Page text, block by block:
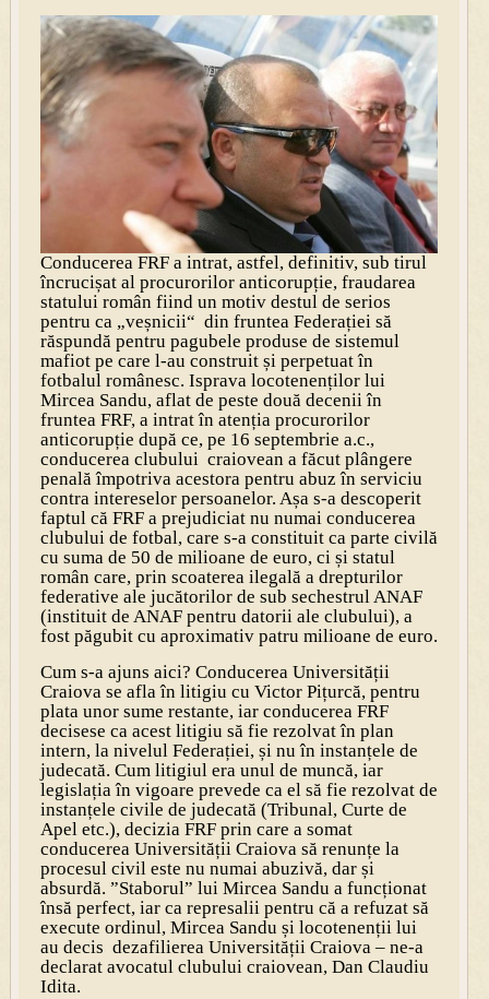
Conducerea FRF a intrat, astfel, definitiv, sub tirul
încrucișat al procurorilor anticorupție, fraudarea
statului român fiind un motiv destul de serios
pentru ca „veșnicii“ din fruntea Federației să
răspundă pentru pagubele produse de sistemul
mafiot pe care l-au construit și perpetuat în
fotbalul românesc. Isprava locotenenților lui
Mircea Sandu, aflat de peste două decenii în
fruntea FRF, a intrat în atenția procurorilor
anticorupție după ce, pe 16 septembrie a.c.,
conducerea clubului craiovean a făcut plângere
penală împotriva acestora pentru abuz în serviciu
contra intereselor persoanelor. Așa s-a descoperit
faptul că FRF a prejudiciat nu numai conducerea
clubului de fotbal, care s-a constituit ca parte civilă
cu suma de 50 de milioane de euro, ci și statul
român care, prin scoaterea ilegală a drepturilor
federative ale jucătorilor de sub sechestrul ANAF
(instituit de ANAF pentru datorii ale clubului), a
fost păgubit cu aproximativ patru milioane de euro.
Cum s-a ajuns aici? Condu­cerea Universității
Craiova se afla în litigiu cu Victor Pițurcă, pentru
plata unor sume restante, iar conducerea FRF
decisese ca acest litigiu să fie rezolvat în plan
intern, la nivelul Fede­rației, și nu în instanțele de
judecată. Cum litigiul era unul de muncă, iar
legislația în vigoare prevede ca el să fie rezolvat de
instanțele civile de judecată (Tribunal, Curte de
Apel etc.), decizia FRF prin care a somat
conducerea Universității Craiova să renunțe la
procesul civil este nu numai abuzivă, dar și
absurdă. ”Staborul” lui Mircea Sandu a funcționat
însă perfect, iar ca represalii pentru că a refuzat să
execute ordinul, Mircea Sandu și locotenenții lui
au decis dezafilierea Universității Craiova – ne-a
declarat avocatul clubului craiovean, Dan Claudiu
Idita.